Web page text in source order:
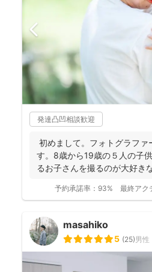
発達凸凹相談歓迎
初めまして。フォトグラファ
す。8歳から19歳の５人の子
るお子さんを撮るのが大好き
予約承諾率： 93% 最終アク
masahiko
5 (25)男性